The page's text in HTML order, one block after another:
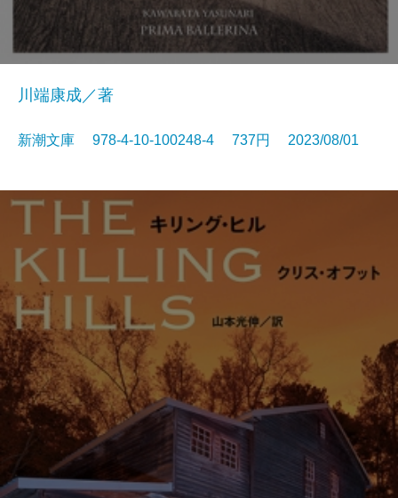
川端康成／著
新潮文庫 978-4-10-100248-4 737円 2023/08/01